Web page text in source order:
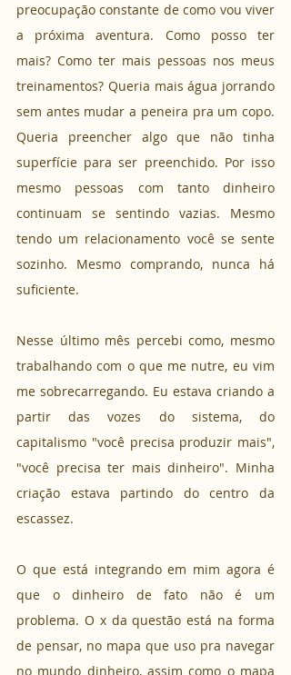
preocupação constante de como vou viver
a próxima aventura. Como posso ter
mais? Como ter mais pessoas nos meus
treinamentos? Queria mais água jorrando
sem antes mudar a peneira pra um copo.
Queria preencher algo que não tinha
superfície para ser preenchido. Por isso
mesmo pessoas com tanto dinheiro
continuam se sentindo vazias. Mesmo
tendo um relacionamento você se sente
sozinho. Mesmo comprando, nunca há
suficiente.
Nesse último mês percebi como, mesmo
trabalhando com o que me nutre, eu vim
me sobrecarregando. Eu estava criando a
partir das vozes do sistema, do
capitalismo "você precisa produzir mais",
"você precisa ter mais dinheiro". Minha
criação estava partindo do centro da
escassez.
O que está integrando em mim agora é
que o dinheiro de fato não é um
problema. O x da questão está na forma
de pensar, no mapa que uso pra navegar
no mundo dinheiro, assim como o mapa